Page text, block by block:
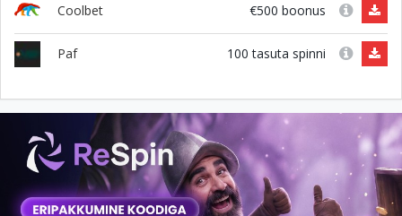
Coolbet €500 boonus
Paf 100 tasuta spinni